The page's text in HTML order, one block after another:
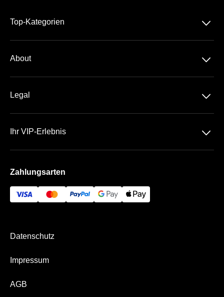
Top-Kategorien 􀆈
Business Kreisel
About 􀆈
Team
Legal 􀆈
Ihr VIP-Erlebnis 􀆈
Business App
Zahlungsarten
Datenschutz
Impressum
AGB